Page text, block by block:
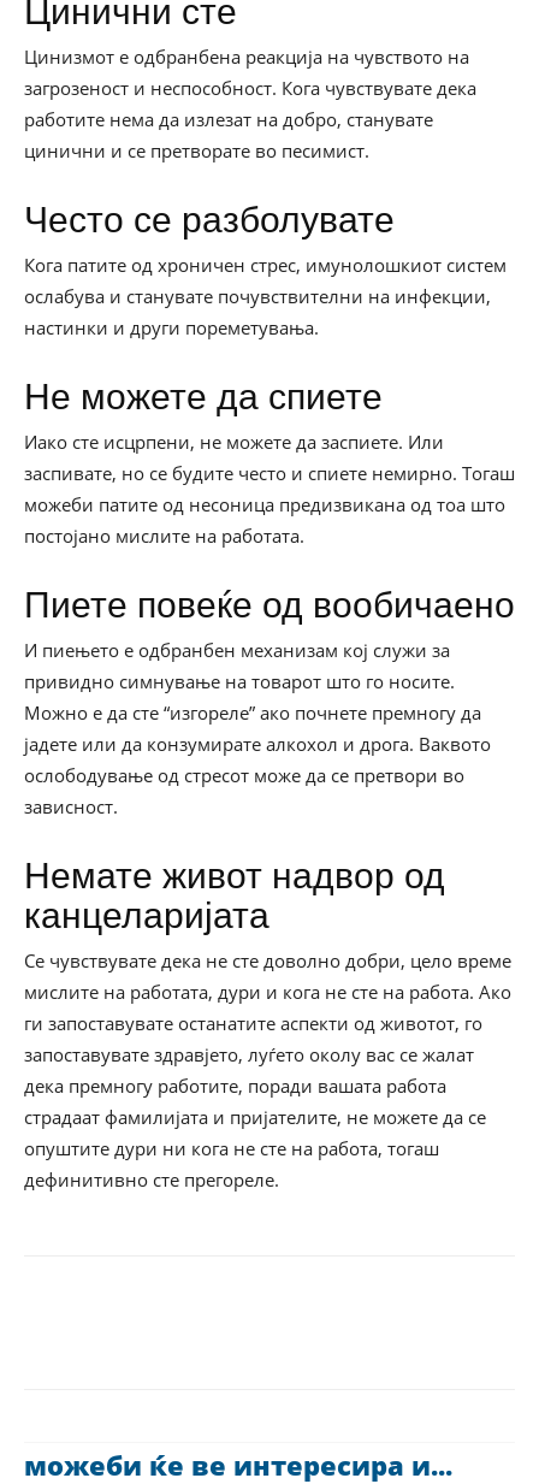
Цинизмот е одбранбена реакција на чувството на
загрозеност и неспособност. Кога чувствувате дека
работите нема да излезат на добро, станувате
цинични и се претворате во песимист.
Често се разболувате
Кога патите од хроничен стрес, имунолошкиот систем
ослабува и станувате почувствителни на инфекции,
настинки и други пореметувања.
Не можете да спиете
Иако сте исцрпени, не можете да заспиете. Или
заспивате, но се будите често и спиете немирно. Тогаш
можеби патите од несоница предизвикана од тоа што
постојано мислите на работата.
Пиете повеќе од вообичаено
И пиењето е одбранбен механизам кој служи за
привидно симнување на товарот што го носите.
Можно е да сте “изгореле” ако почнете премногу да
јадете или да конзумирате алкохол и дрога. Ваквото
ослободување од стресот може да се претвори во
зависност.
Немате живот надвор од
канцеларијата
Се чувствувате дека не сте доволно добри, цело време
мислите на работата, дури и кога не сте на работа. Ако
ги запоставувате останатите аспекти од животот, го
запоставувате здравјето, луѓето околу вас се жалат
дека премногу работите, поради вашата работа
страдаат фамилијата и пријателите, не можете да се
опуштите дури ни кога не сте на работа, тогаш
дефинитивно сте прегореле.
можеби ќе ве интересира и...